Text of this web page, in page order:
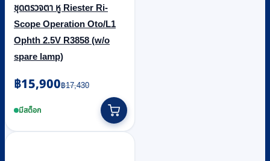
ชุดตรวจตา หู Riester Ri-
Scope Operation Oto/L1
Ophth 2.5V R3858 (w/o
spare lamp)
฿17,430
Original
price
was:
฿15,900
Current
price
is:มีสต็อก